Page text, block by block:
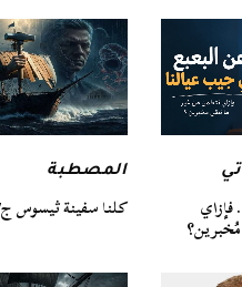
فإزاي
المصطبة
كلنا سفينة ثيسوس ج7